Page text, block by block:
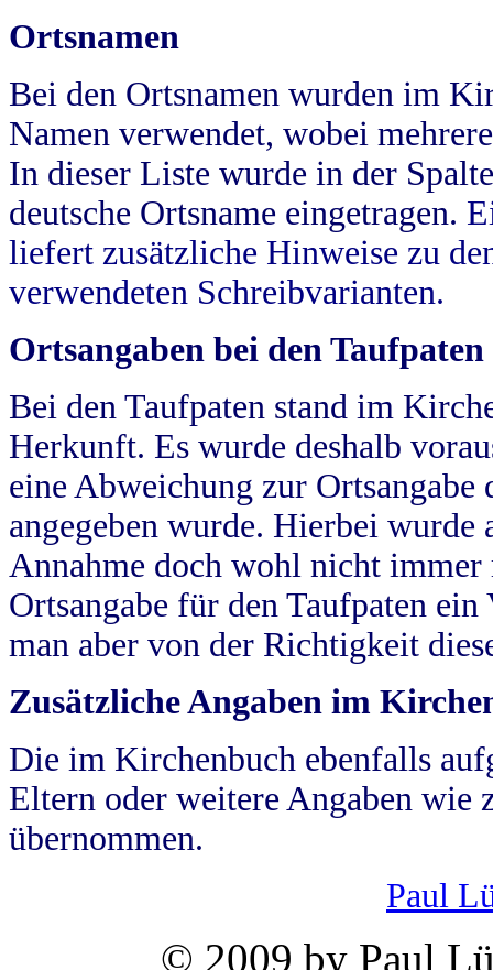
Ortsnamen
Bei den Ortsnamen wurden im
Namen verwendet, wobei
In dieser Liste wurde in der
deutsche Ortsname eingetragen.
liefert zusätzliche Hinweise zu
verwendeten Schreibvarianten.
Ortsangaben bei den Taufpaten
Bei den Taufpaten stand im
Herkunft. Es wurde deshalb
eine Abweichung zur
angegeben wurde. Hierbei wurde
Annahme doch wohl nicht
Ortsangabe für den Taufpaten
man aber von der Richtigkeit
Zusätzliche Angaben im
Die im Kirchenbuch ebenfalls
Eltern oder weitere Angaben wie
übernommen.
Paul
© 2009 by Paul